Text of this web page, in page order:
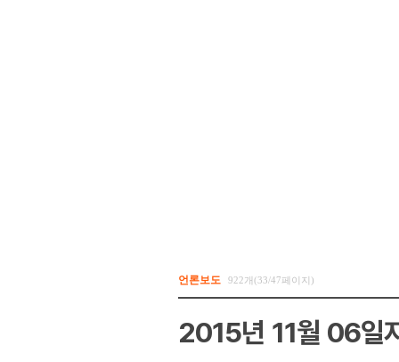
언론보도 922개(33/47페이지)
2015년 11월 06일